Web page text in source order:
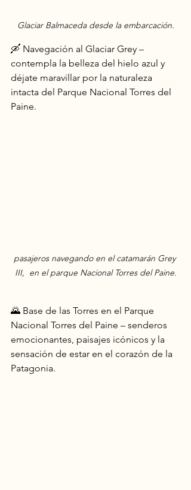
Glaciar Balmaceda desde la embarcación.
🛶 Navegación al Glaciar Grey –
contempla la belleza del hielo azul y
déjate maravillar por la naturaleza
intacta del Parque Nacional Torres del
Paine.
pasajeros navegando en el catamarán Grey
III,  en el parque Nacional Torres del Paine.
🌄 Base de las Torres en el Parque
Nacional Torres del Paine – senderos
emocionantes, paisajes icónicos y la
sensación de estar en el corazón de la
Patagonia.